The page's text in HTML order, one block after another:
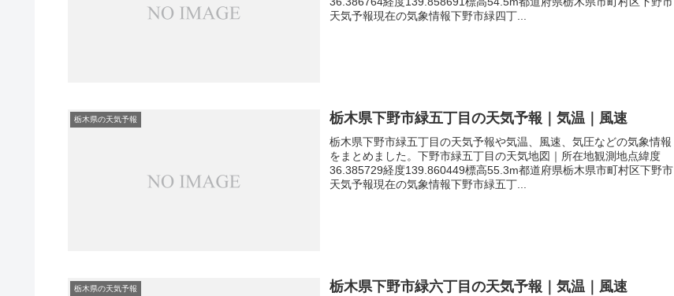
天気予報現在の気象情報下野市緑四丁...
栃木県の天気予報 栃木県下野市緑五丁目の天気予報｜気温｜風速
栃木県下野市緑五丁目の天気予報や気温、風速、気圧などの気象情報
をまとめました。下野市緑五丁目の天気地図｜所在地観測地点緯度
36.385729経度139.860449標高55.3m都道府県栃木県市町村区下野市
天気予報現在の気象情報下野市緑五丁...
栃木県の天気予報 栃木県下野市緑六丁目の天気予報｜気温｜風速